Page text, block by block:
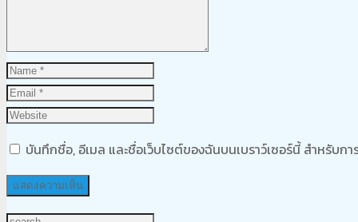
บันทึกชื่อ, อีเมล และชื่อเว็บไซต์ของฉันบนเบราว์เซอร์นี้ สำหรับก